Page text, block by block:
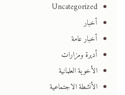
Uncategorized
أخبار
أخبار عامة
أديرة ومزارات
الأخوية العلمانية
الأنشطة الاجتماعية